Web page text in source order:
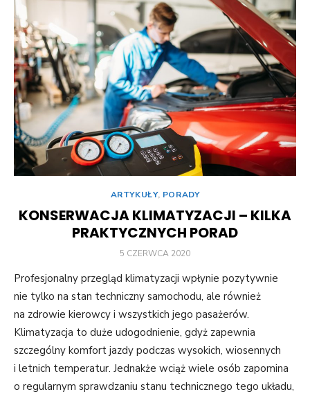
ARTYKUŁY, PORADY
KONSERWACJA KLIMATYZACJI – KILKA
PRAKTYCZNYCH PORAD
POSTED
5 CZERWCA 2020
Profesjonalny przegląd klimatyzacji wpłynie pozytywnie
nie tylko na stan techniczny samochodu, ale również
na zdrowie kierowcy i wszystkich jego pasażerów.
Klimatyzacja to duże udogodnienie, gdyż zapewnia
szczególny komfort jazdy podczas wysokich, wiosennych
i letnich temperatur. Jednakże wciąż wiele osób zapomina
o regularnym sprawdzaniu stanu technicznego tego układu,